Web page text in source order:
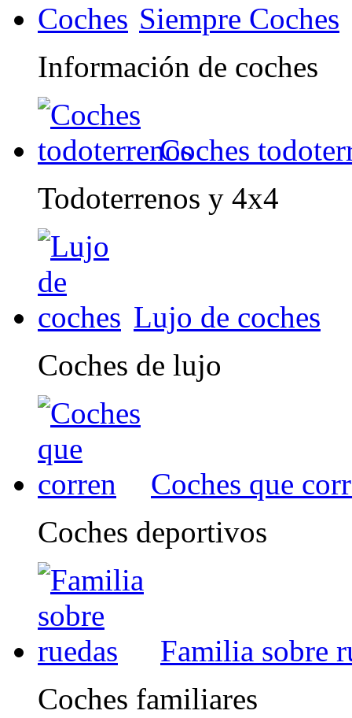
Siempre Coches
Información de coches
Coches
Todoterrenos y 4x4
Lujo de coches
Coches de lujo
Coches que
Coches deportivos
Familia sobre
Coches familiares